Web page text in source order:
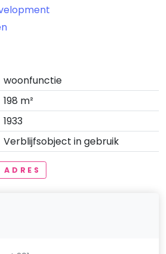
woonfunctie
198 m²
1933
Verblijfsobject in gebruik